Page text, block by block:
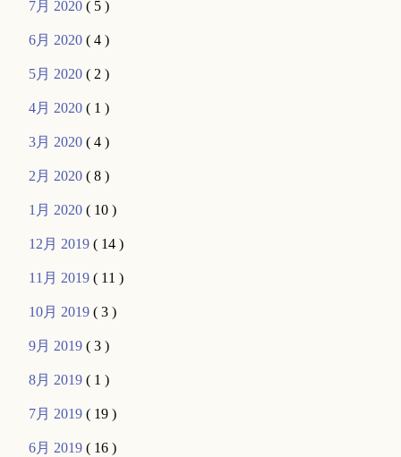
7月 2020( 5 )
6月 2020( 4 )
5月 2020( 2 )
4月 2020( 1 )
3月 2020( 4 )
2月 2020( 8 )
1月 2020( 10 )
12月 2019( 14 )
11月 2019( 11 )
10月 2019( 3 )
9月 2019( 3 )
8月 2019( 1 )
7月 2019( 19 )
6月 2019( 16 )